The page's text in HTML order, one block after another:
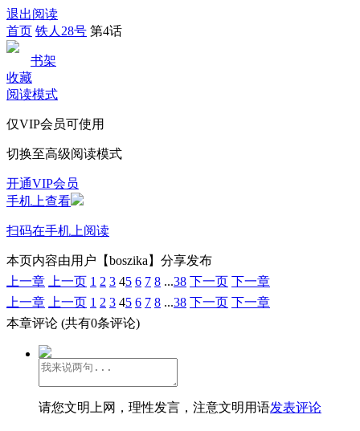
退出阅读
首页 铁人28号 第4话
书架
收藏
阅读模式
仅VIP会员可使用
切换至高级阅读模式
开通VIP会员
手机上查看
扫码在手机上阅读
本页内容由用户【boszika】分享发布
上一章
上一页 1 2 3 45 6 7 8 ...38 下一页 下一章
上一章
上一页 1 2 3 45 6 7 8 ...38 下一页 下一章
本章评论 (共有0条评论)
请您文明上网，理性发言，注意文明用语发表评论